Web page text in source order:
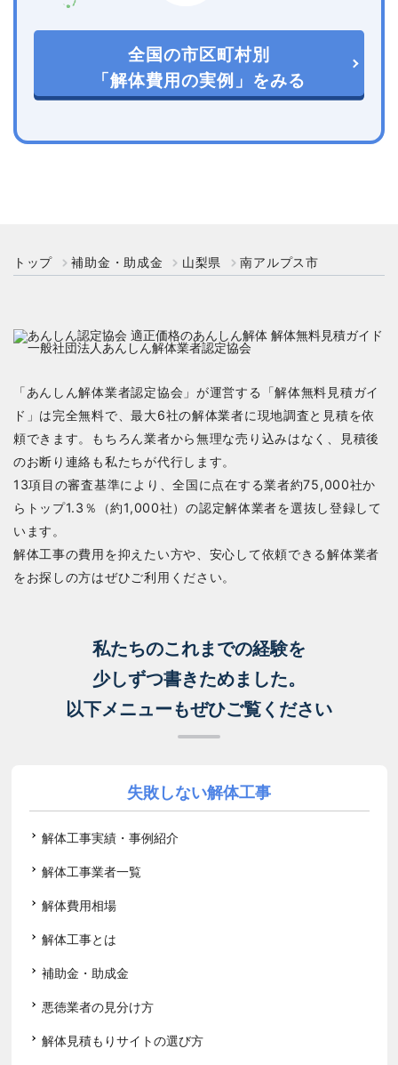
全国の市区町村別
「解体費用の実例」をみる
トップ 補助金・助成金 山梨県 南アルプス市
「あんしん解体業者認定協会」が運営する「解体無料見積ガイ
ド」は完全無料で、最大6社の解体業者に現地調査と見積を依
頼できます。もちろん業者から無理な売り込みはなく、見積後
のお断り連絡も私たちが代行します。
13項目の審査基準により、全国に点在する業者約75,000社か
らトップ1.3％（約1,000社）の認定解体業者を選抜し登録して
います。
解体工事の費用を抑えたい方や、安心して依頼できる解体業者
をお探しの方はぜひご利用ください。
私たちのこれまでの経験を
少しずつ書きためました。
以下メニューもぜひご覧ください
失敗しない解体工事
解体工事実績・事例紹介
解体工事業者一覧
解体費用相場
解体工事とは
補助金・助成金
悪徳業者の見分け方
解体見積もりサイトの選び方